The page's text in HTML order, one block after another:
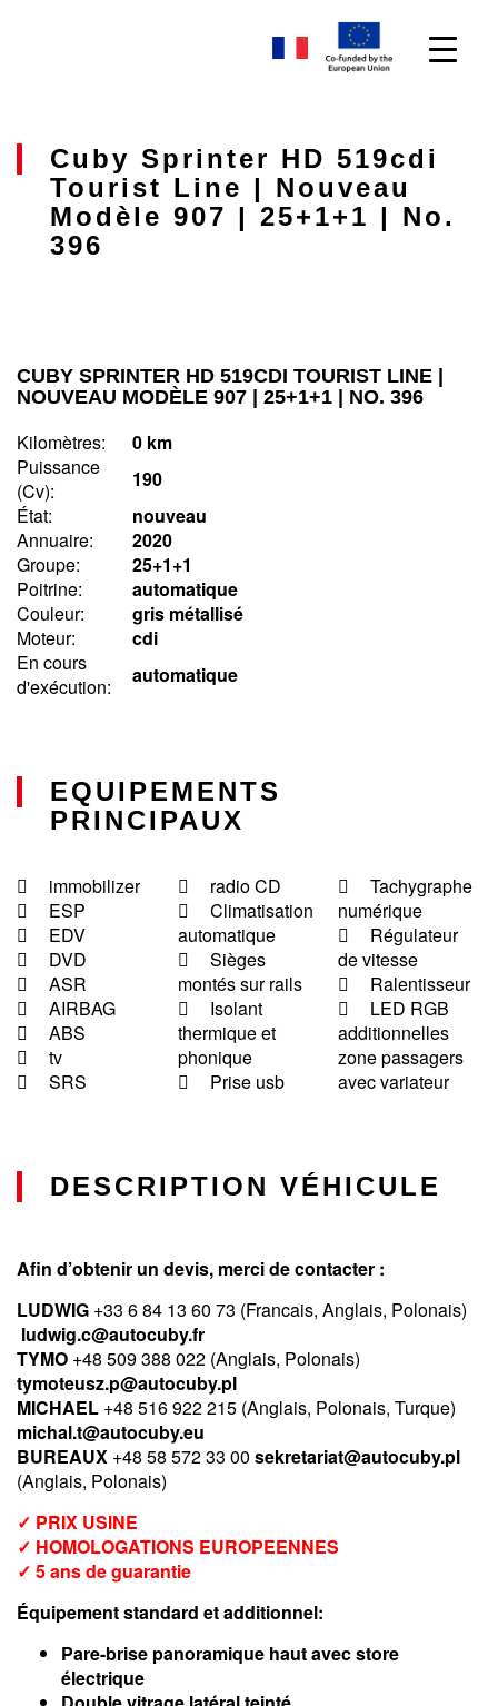
Cuby Sprinter HD 519cdi
Tourist Line | Nouveau
Modèle 907 | 25+1+1 | No.
396
CUBY SPRINTER HD 519CDI TOURIST LINE |
NOUVEAU MODÈLE 907 | 25+1+1 | NO. 396
Kilomètres:
0 km
Puissance
(Cv) :
190
État :
nouveau
Annuaire:
2020
Groupe:
25+1+1
Poitrine:
automatique
Couleur:
gris métallisé
Moteur:
cdi
En cours
d'exécution:
automatique
EQUIPEMENTS
PRINCIPAUX
immobilizer
ESP
EDV
DVD
ASR
AIRBAG
ABS
tv
SRS
radio CD
Climatisation
automatique
Sièges
montés sur rails
Isolant
thermique et
phonique
Prise usb
Tachygraphe
numérique
Régulateur
de vitesse
Ralentisseur
LED RGB
additionnelles
zone passagers
avec variateur
DESCRIPTION VÉHICULE
Afin d’obtenir un devis, merci de contacter :
LUDWIG +33 6 84 13 60 73 (Francais, Anglais, Polonais)
ludwig.c@autocuby.fr
TYMO +48 509 388 022 (Anglais, Polonais)
tymoteusz.p@autocuby.pl
MICHAEL +48 516 922 215 (Anglais, Polonais, Turque)
michal.t@autocuby.eu
BUREAUX +48 58 572 33 00 sekretariat@autocuby.pl
(Anglais, Polonais)
✓ PRIX USINE
✓ HOMOLOGATIONS EUROPEENNES
✓ 5 ans de guarantie
Équipement standard et additionnel:
Pare-brise panoramique haut avec store
électrique